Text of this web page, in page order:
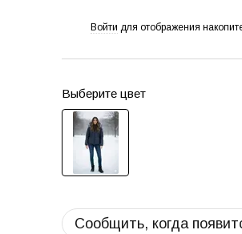
Войти для отображения
Выберите цвет
Сообщить, когда